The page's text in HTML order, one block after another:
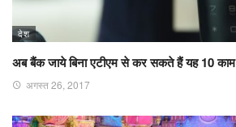
देश
अब बैंक जाये बिना एटीएम से कर सकते हैं यह 10 काम
अगस्त 26, 2017